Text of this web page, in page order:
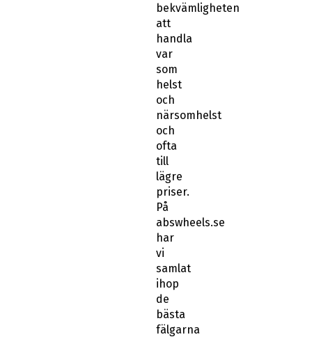
bekvämligheten
att
handla
var
som
helst
och
närsomhelst
och
ofta
till
lägre
priser.
På
abswheels.se
har
vi
samlat
ihop
de
bästa
fälgarna